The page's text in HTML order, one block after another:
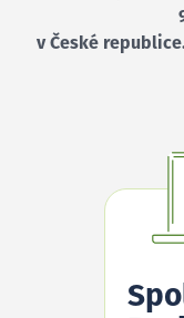
v České